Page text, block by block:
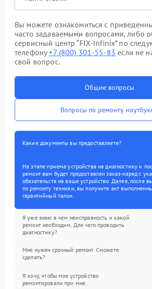
Вы можете ознакомиться с
часто задаваемыми вопросами, либо
сервисный центр “FIX-Infinix” по
телефону+7 (800) 301-55-83 если не
свой вопрос.
Общие вопросы
Вопросы по ремонту
Какие документы вы предоставляете?
На этапе приема устройства на диагностику и
ремонт вам будет предоставлен заказ-наряд с
обязательств на ваше устройство. Далее, после
по ремонту техники, вы получите акт
гарантийный талон.
Я уже знаю в чем неисправность и какой
ремонт необходим. Для чего проводить
диагностику?
Мне нужен срочный ремонт. Сможете
сделать?
Я хочу, чтобы мое устройство
ремонтировали при мне.